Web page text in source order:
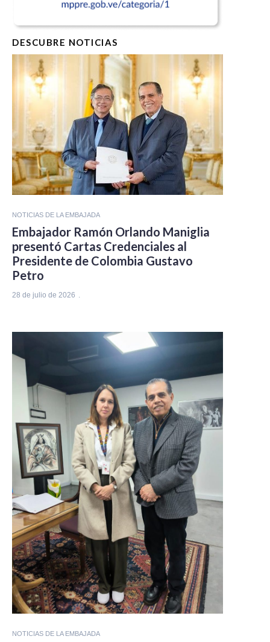
DESCUBRE NOTICIAS
NOTICIAS DE LA EMBAJADA
Embajador Ramón Orlando Maniglia
presentó Cartas Credenciales al
Presidente de Colombia Gustavo
Petro
28 de julio de 2026
NOTICIAS DE LA EMBAJADA